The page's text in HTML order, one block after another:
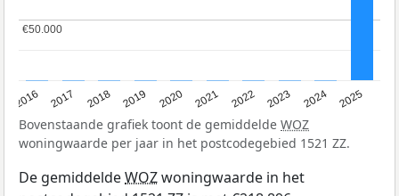
2016 2017 2018 2019 2020 2021 2022 2023 2024 2025
€50.000
€50.000
Bovenstaande grafiek toont de gemiddelde WOZ
woningwaarde per jaar in het postcodegebied 1521 ZZ.
De gemiddeldeWOZwoningwaarde in het